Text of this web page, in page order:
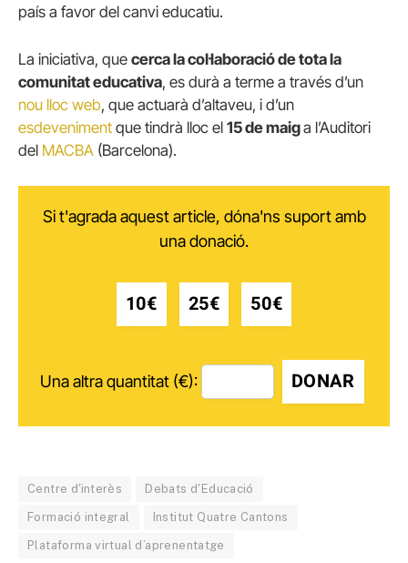
país a favor del canvi educatiu.
La iniciativa, que cerca la col·laboració de tota la
comunitat educativa, es durà a terme a través d’un
nou lloc web, que actuarà d’altaveu, i d’un
esdeveniment que tindrà lloc el 15 de maiga l’Auditori
del MACBA (Barcelona).
Si t'agrada aquest article, dóna'ns suport amb
una donació.
10€ 25€ 50€
Una altra quantitat (€): DONAR
Centre d'interès Debats d'Educació
Formació integral Institut Quatre Cantons
Plataforma virtual d’aprenentatge